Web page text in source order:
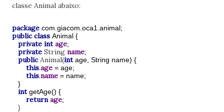
classe Animal abaixo:
package com.giacom.oca1.animal;
public class Animal {
private intage;
private String name;
publicAnimal(intage, String name) {
this.age = age;
this.name = name;
}
intgetAge() {
returnage;
}